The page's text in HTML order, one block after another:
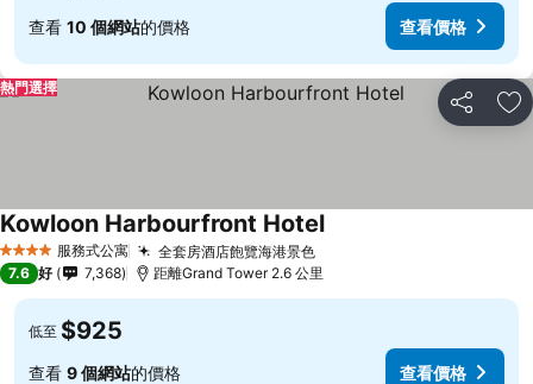
查看 10 個網站的價格 查看價格
分享 放
熱門選擇
4 星級 服務式公寓 全套房酒店飽覽海港景色
Kowloon Harbourfront Hotel
7.6 好 7,368 距離Grand Tower 2.6 公里
低至 $925
查看 9 個網站的價格 查看價格